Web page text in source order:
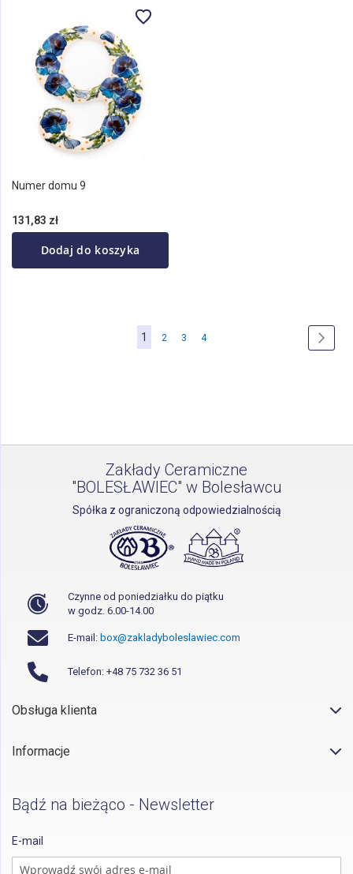
Numer domu 9
131,83 zł
Dodaj do koszyka
Strona
Aktualnie
1 Strona
2 Strona
3 Strona
4
Zakłady Ceramiczne
"BOLESŁAWIEC" w Bolesławcu
Spółka z ograniczoną odpowiedzialnością
Czynne od poniedziałku do piątku
w godz. 6.00-14.00
E-mail: box@zakladyboleslawiec.com
Telefon: +48 75 732 36 51
Obsługa klienta
Informacje
Bądź na bieżąco - Newsletter
E-mail